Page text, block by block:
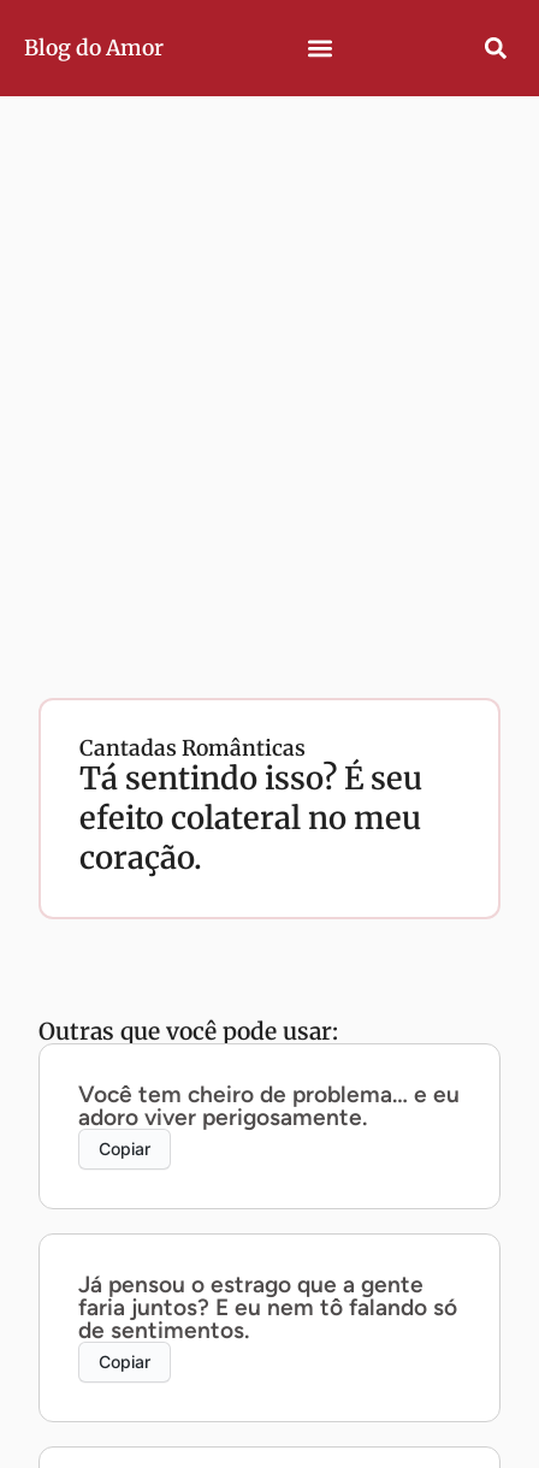
Blog do Amor
Cantadas Românticas
Tá sentindo isso? É seu
efeito colateral no meu
coração.
Outras que você pode usar:
Você tem cheiro de problema… e eu
adoro viver perigosamente.
Copiar
Já pensou o estrago que a gente
faria juntos? E eu nem tô falando só
de sentimentos.
Copiar